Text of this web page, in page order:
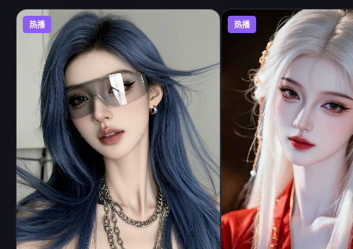
热播 热播